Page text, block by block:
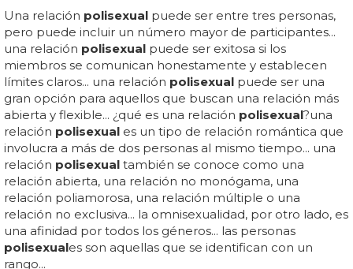
Una relación polisexual puede ser entre tres personas,
pero puede incluir un número mayor de participantes...
una relación polisexual puede ser exitosa si los
miembros se comunican honestamente y establecen
límites claros... una relación polisexual puede ser una
gran opción para aquellos que buscan una relación más
abierta y flexible... ¿qué es una relación polisexual?una
relación polisexual es un tipo de relación romántica que
involucra a más de dos personas al mismo tiempo... una
relación polisexual también se conoce como una
relación abierta, una relación no monógama, una
relación poliamorosa, una relación múltiple o una
relación no exclusiva... la omnisexualidad, por otro lado, es
una afinidad por todos los géneros... las personas
polisexuales son aquellas que se identifican con un
rango...